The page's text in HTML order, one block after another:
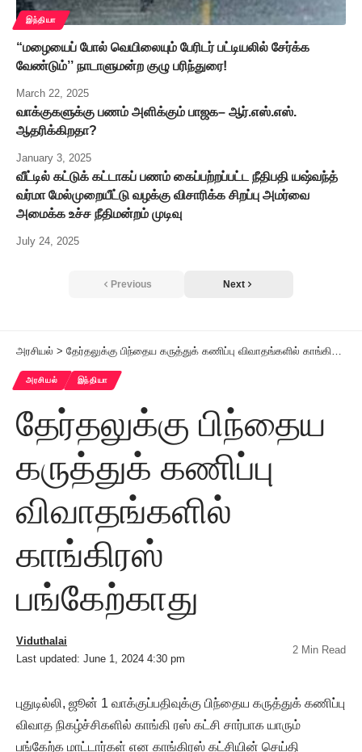
இந்தியா
“மழையைப் போல் வெயிலையும் பேரிடர் பட்டியலில் சேர்க்க
வேண்டும்’’ நாடாளுமன்ற குழு பரிந்துரை!
March 22, 2025
வாக்குகளுக்கு பணம் அளிக்கும் பாஜக– ஆர்.எஸ்.எஸ்.
ஆதரிக்கிறதா?
January 3, 2025
வீட்டில் கட்டுக் கட்டாகப் பணம் கைப்பற்றப்பட்ட நீதிபதி யஷ்வந்த்
வர்மா மேல்முறையீட்டு வழக்கு விசாரிக்க சிறப்பு அமர்வை
அமைக்க உச்ச நீதிமன்றம் முடிவு
July 24, 2025
Previous Next
அரசியல் > தேர்தலுக்கு பிந்தைய கருத்துக் கணிப்பு விவாதங்களில் காங்கிரஸ் பங்கேற்காது
அரசியல் இந்தியா
தேர்தலுக்கு பிந்தைய
கருத்துக் கணிப்பு
விவாதங்களில்
காங்கிரஸ்
பங்கேற்காது
Last updated: June 1, 2024 4:30 pm
Viduthalai
2 Min Read
புதுடில்லி, ஜூன் 1 வாக்குப்பதிவுக்கு பிந்தைய கருத்துக் கணிப்பு
விவாத நிகழ்ச்சிகளில் காங்கி ரஸ் கட்சி சார்பாக யாரும்
பங்கேற்க மாட்டார்கள் என காங்கிரஸ் கட்சியின் செய்தி